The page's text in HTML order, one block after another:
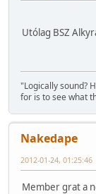
Utólag BSZ
"Logically sound?
for is to see what
Nakedape
2012-01-24, 01:25:46
Member grat a